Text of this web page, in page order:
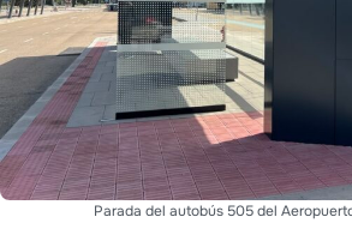
Parada del autobús 505 del